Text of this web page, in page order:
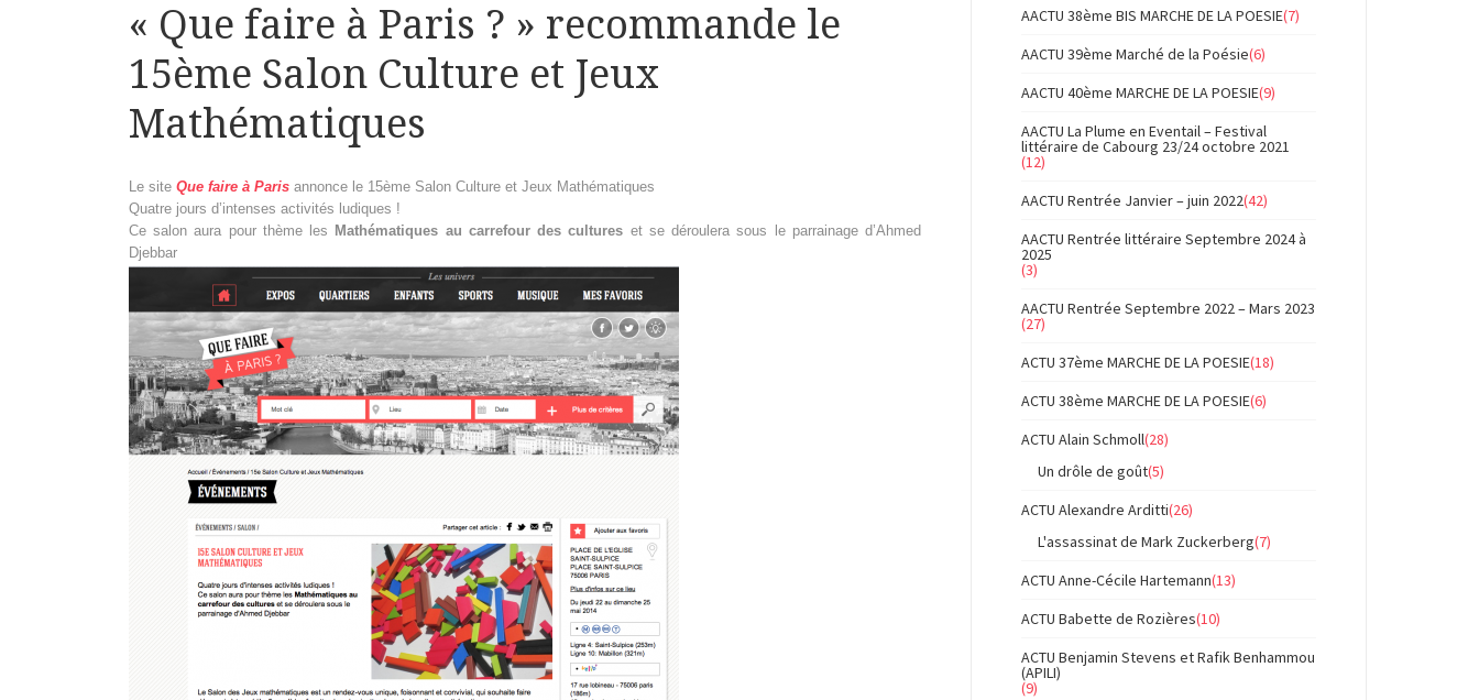
« Que faire à Paris ? » recommande le
15ème Salon Culture et Jeux
Mathématiques
Le site Que faire à Paris annonce le 15ème Salon Culture et Jeux Mathématiques
Quatre jours d’intenses activités ludiques !
Ce salon aura pour thème les Mathématiques au carrefour des cultures et se déroulera sous le parrainage d’Ahmed
Djebbar
AACTU 38ème BIS MARCHE DE LA POESIE(7)
AACTU 39ème Marché de la Poésie(6)
AACTU 40ème MARCHE DE LA POESIE(9)
AACTU La Plume en Eventail – Festival
littéraire de Cabourg 23/24 octobre 2021
(12)
AACTU Rentrée Janvier – juin 2022(42)
AACTU Rentrée littéraire Septembre 2024 à
2025
(3)
AACTU Rentrée Septembre 2022 – Mars 2023
(27)
ACTU 37ème MARCHE DE LA POESIE(18)
ACTU 38ème MARCHE DE LA POESIE(6)
ACTU Alain Schmoll(28)
Un drôle de goût(5)
ACTU Alexandre Arditti(26)
L'assassinat de Mark Zuckerberg(7)
ACTU Anne-Cécile Hartemann(13)
ACTU Babette de Rozières(10)
ACTU Benjamin Stevens et Rafik Benhammou
(APILI)
(9)